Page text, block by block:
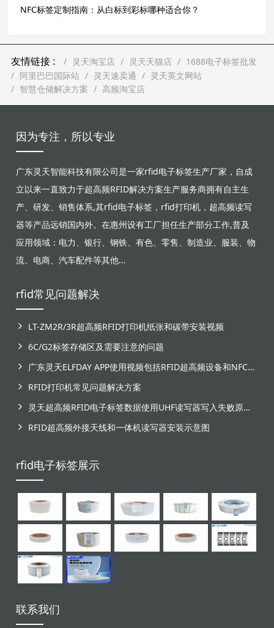
NFC标签定制指南：从白标到彩标哪种适合你？
友情链接 : 灵天淘宝店 灵天天猫店
1688电子标签批发
阿里巴巴国际站
灵天速卖通
灵天英文网站
智慧仓储解决方案
高频淘宝店
因为专注，所以专业
广东灵天智能科技有限公司是一家rfid电子标签生产厂家，自成
立以来一直致力于超高频RFID解决方案生产服务商拥有自主生
产、研发、销售体系,其rfid电子标签，rfid打印机，超高频读写
器等产品远销国内外。在惠州设有工厂担任生产部分工作,普及
应用领域：电力、银行、钢铁、有色、零售、制造业、服装、物
流、电商、汽车配件等其他...
rfid常见问题解决
LT-ZM2R/3R超高频RFID打印机纸张和碳带安装视频
6C/G2标签存储区及需要注意的问题
广东灵天ELFDAY APP使用视频包括RFID超高频设备和NFC芯片标签感应
RFID打印机常见问题解决方案
灵天超高频RFID电子标签数据使用UHF读写器写入失败原因分析
RFID超高频外接天线和一体机读写器安装示意图
rfid电子标签展示
联系我们